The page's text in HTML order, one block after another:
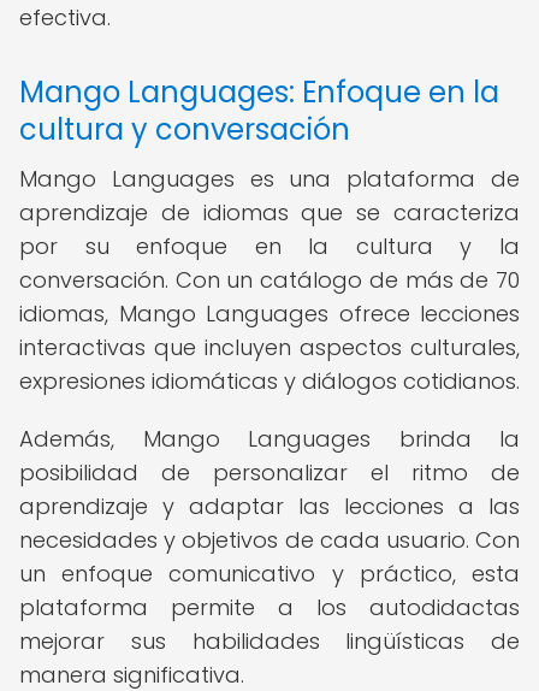
efectiva.
Mango Languages: Enfoque en la
cultura y conversación
Mango Languages es una plataforma de
aprendizaje de idiomas que se caracteriza
por su enfoque en la cultura y la
conversación. Con un catálogo de más de 70
idiomas, Mango Languages ofrece lecciones
interactivas que incluyen aspectos culturales,
expresiones idiomáticas y diálogos cotidianos.
Además, Mango Languages brinda la
posibilidad de personalizar el ritmo de
aprendizaje y adaptar las lecciones a las
necesidades y objetivos de cada usuario. Con
un enfoque comunicativo y práctico, esta
plataforma permite a los autodidactas
mejorar sus habilidades lingüísticas de
manera significativa.